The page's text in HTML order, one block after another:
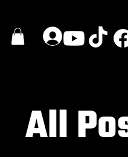
All